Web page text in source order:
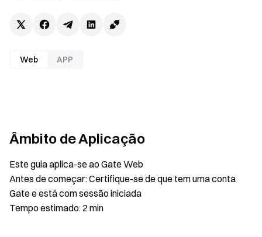
Web APP
Âmbito de Aplicação
Este guia aplica-se ao Gate Web
Antes de começar: Certifique-se de que tem uma conta
Gate e está com sessão iniciada
Tempo estimado: 2 min